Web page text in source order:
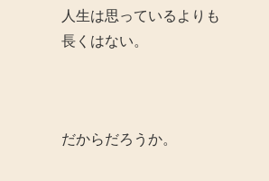
人生は思っているよりも
長くはない。
だからだろうか。